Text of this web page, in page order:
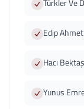
Edip
Hacı
Yunus